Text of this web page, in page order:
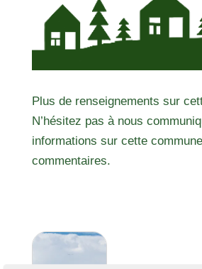
Plus de renseignements sur
N’hésitez pas à nous
informations sur cette
commentaires.